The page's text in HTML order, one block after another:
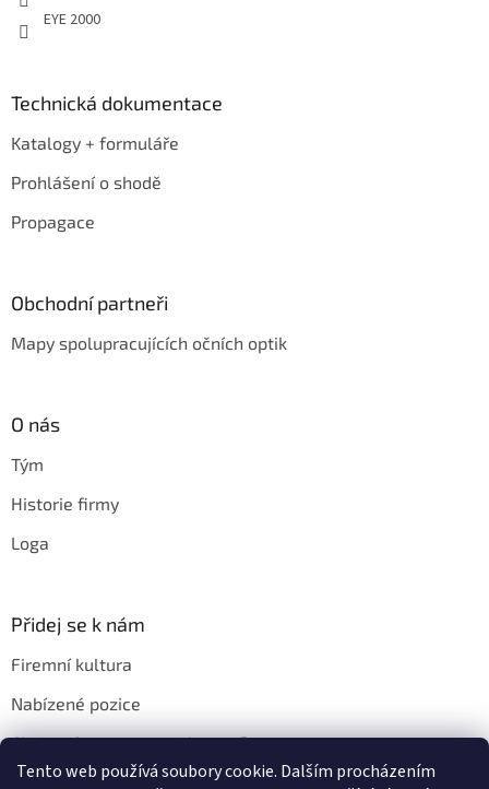
Tento web používá soubory cookie. Dalším procházením
EYE 2000
Technická dokumentace
Katalogy + formuláře
Prohlášení o shodě
Propagace
Obchodní partneři
Mapy spolupracujících očních optik
O nás
Tým
Historie firmy
Loga
Přidej se k nám
Firemní kultura
Nabízené pozice
Chci u vás pracovat. Jak na to?